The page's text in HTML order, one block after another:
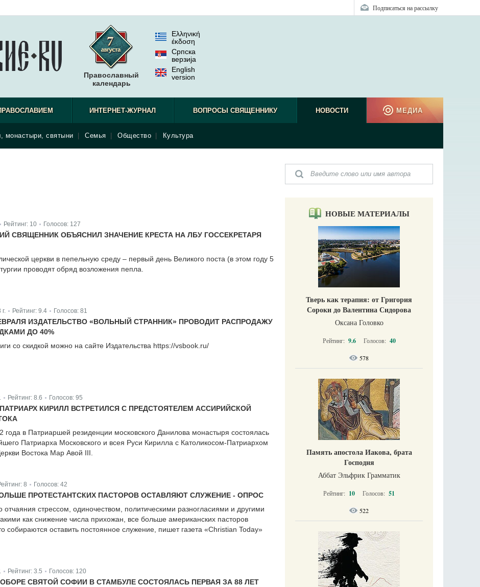
Подписаться на рассылку
Православный
календарь
Ελληνική
έκδοση
Српска
верзиjа
English
version
ИНТЕРНЕТ-ЖУРНАЛ ВОПРОСЫ СВЯЩЕННИКУ НОВОСТИ
монастыри, святыни Семья Общество Культура
МЕДИА
Рейтинг: 10 Голосов: 127
СВЯЩЕННИК ОБЪЯСНИЛ ЗНАЧЕНИЕ КРЕСТА НА ЛБУ ГОССЕКРЕТАРЯ
церкви в пепельную среду – первый день Великого поста (в этом году 5
проводят обряд возложения пепла.
Рейтинг: 9.4 Голосов: 81
ИЗДАТЕЛЬСТВО «ВОЛЬНЫЙ СТРАННИК» ПРОВОДИТ РАСПРОДАЖУ
ДО 40%
со скидкой можно на сайте Издательства https://vsbook.ru/
Рейтинг: 8.6 Голосов: 95
КИРИЛЛ ВСТРЕТИЛСЯ С ПРЕДСТОЯТЕЛЕМ АССИРИЙСКОЙ
года в Патриаршей резиденции московского Данилова монастыря состоялась
Патриарха Московского и всея Руси Кирилла с Католикосом-Патриархом
Востока Мар Авой III.
8 Голосов: 42
ПРОТЕСТАНТСКИХ ПАСТОРОВ ОСТАВЛЯЮТ СЛУЖЕНИЕ - ОПРОС
стрессом, одиночеством, политическими разногласиями и другими
как снижение числа прихожан, все больше американских пасторов
собираются оставить постоянное служение, пишет газета «Christian Today»
Рейтинг: 3.5 Голосов: 120
СВЯТОЙ СОФИИ В СТАМБУЛЕ СОСТОЯЛАСЬ ПЕРВАЯ ЗА 88 ЛЕТ
НОВЫЕ МАТЕРИАЛЫ
Тверь как терапия: от Григория
Сороки до Валентина Сидорова
Оксана Головко
Рейтинг: 9.6 Голосов: 40
578
Память апостола Иакова, брата
Господня
Аббат Эльфрик Грамматик
Рейтинг: 10 Голосов: 51
522